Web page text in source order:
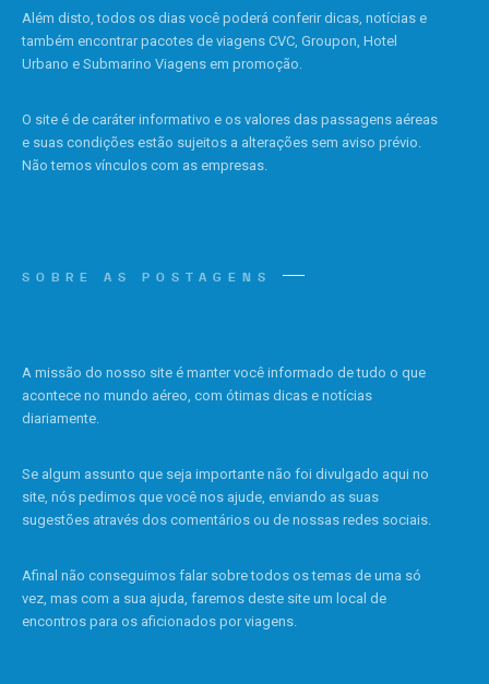
Além disto, todos os dias você poderá conferir dicas, notícias e
também encontrar pacotes de viagens CVC, Groupon, Hotel
Urbano e Submarino Viagens em promoção.
O site é de caráter informativo e os valores das passagens aéreas
e suas condições estão sujeitos a alterações sem aviso prévio.
Não temos vínculos com as empresas.
SOBRE AS POSTAGENS
A missão do nosso site é manter você informado de tudo o que
acontece no mundo aéreo, com ótimas dicas e notícias
diariamente.
Se algum assunto que seja importante não foi divulgado aqui no
site, nós pedimos que você nos ajude, enviando as suas
sugestões através dos comentários ou de nossas redes sociais.
Afinal não conseguimos falar sobre todos os temas de uma só
vez, mas com a sua ajuda, faremos deste site um local de
encontros para os aficionados por viagens.